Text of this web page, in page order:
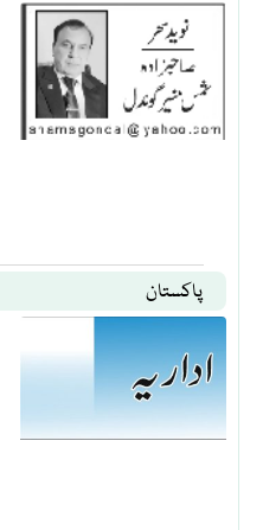
پاکستان